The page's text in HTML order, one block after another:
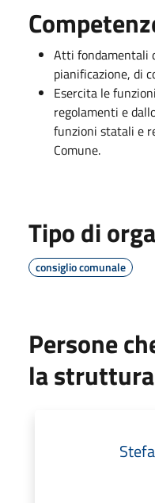
Atti fondamentali
pianificazione, di
Esercita le
regolamenti e
funzioni statali e
Comune.
Tipo di
consiglio comunale
Persone
la struttura